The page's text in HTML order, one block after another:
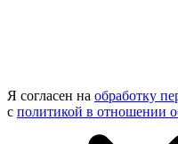
Я согласен на обработку
с политикой в отношении